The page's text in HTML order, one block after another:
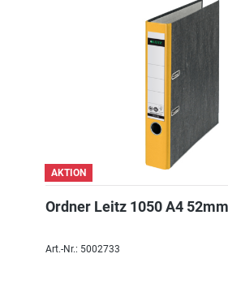
AKTION
Ordner Leitz 1050 A4
Art.-Nr.: 5002733